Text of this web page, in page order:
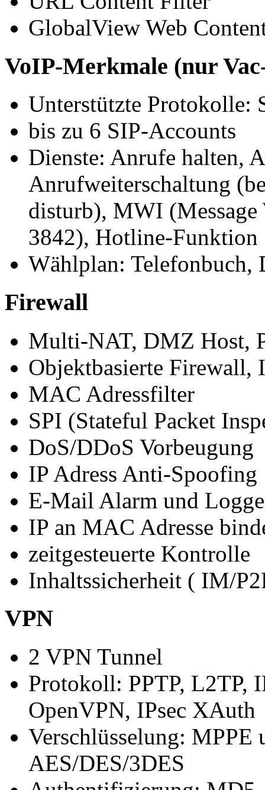
GlobalView Web
VoIP-Merkmale (nur
Unterstützte Protokolle:
bis zu 6 SIP-Accounts
Dienste: Anrufe halten,
Anrufweiterschaltung
disturb), MWI
3842), Hotline-Funktion
Wählplan: Telefonbuch,
Firewall
Multi-NAT, DMZ Host,
Objektbasierte Firewall,
MAC Adressfilter
SPI (Stateful Packet
DoS/DDoS Vorbeugung
IP Adress Anti-Spoofing
E-Mail Alarm und
IP an MAC Adresse
zeitgesteuerte Kontrolle
Inhaltssicherheit ( IM/
VPN
2 VPN Tunnel
Protokoll: PPTP, L2TP,
OpenVPN, IPsec XAuth
Verschlüsselung: MPPE
AES/DES/3DES